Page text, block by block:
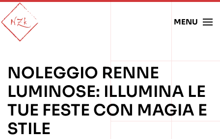
Skip to main content
MENU
NOLEGGIO RENNE
LUMINOSE: ILLUMINA LE
TUE FESTE CON MAGIA E
STILE